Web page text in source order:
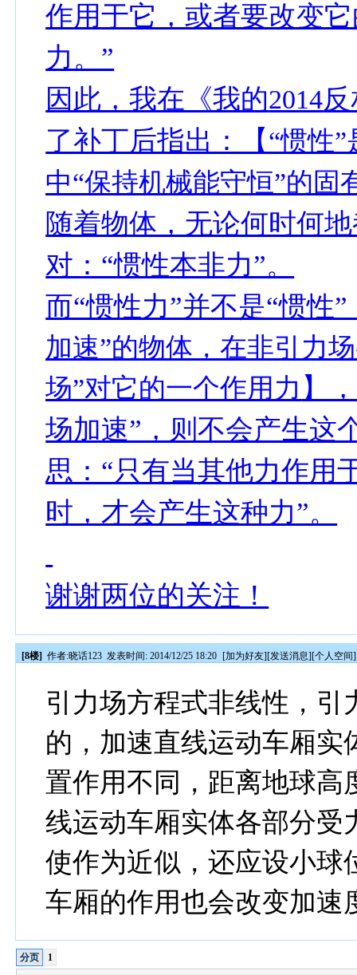
作用于它，或者要改变
力。”
因此，我在《我的2014
了补丁后指出：【“惯性
中“保持机械能守恒”的固
随着物体，无论何时何
对：“惯性本非力”。
而“惯性力”并不是“惯性”
加速”的物体，在非引力
场”对它的一个作用力 】
场加速”，则不会产生这
思：“只有当其他力作用
时，才会产生这种力”。
谢谢两位的关注！
[8楼] 作者:晓话123 发表时间: 2014/12/25 18:20 [加为好友][发送消息][个人空间]
引力场方程式非线性，引
的，加速直线运动车厢实
置作用不同，距离地球高
线运动车厢实体各部分受
使作为近似，还应设小球
车厢的作用也会改变加速
分页 1